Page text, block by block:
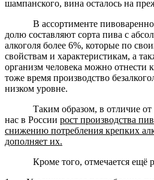
шампанского, вина осталось на
В ассортименте
долю составляют сорта пива с
алкоголя более 6%, которые по
свойствам и характеристикам, а
организм человека можно отнести
тоже время производство
низком уровне.
Таким образом, в отличие
нас в России рост производства
снижению потребления крепких
дополняет их.
Кроме того, отмечается ещё